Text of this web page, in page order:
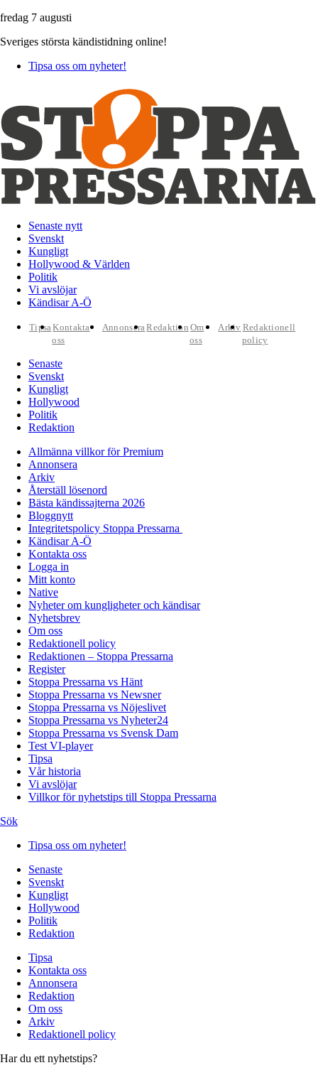
fredag 7 augusti
Sveriges största kändistidning online!
Tipsa oss om nyheter!
Senaste nytt
Svenskt
Kungligt
Hollywood & Världen
Politik
Vi avslöjar
Kändisar A-Ö
TipsaKontakta
oss
AnnonseraRedaktion Om
oss
Arkiv Redaktionell
policy
Senaste
Svenskt
Kungligt
Hollywood
Politik
Redaktion
Allmänna villkor för Premium
Annonsera
Arkiv
Återställ lösenord
Bästa kändissajterna 2026
Bloggnytt
Integritetspolicy Stoppa Pressarna
Kändisar A-Ö
Kontakta oss
Logga in
Mitt konto
Native
Nyheter om kungligheter och kändisar
Nyhetsbrev
Om oss
Redaktionell policy
Redaktionen – Stoppa Pressarna
Register
Stoppa Pressarna vs Hänt
Stoppa Pressarna vs Newsner
Stoppa Pressarna vs Nöjeslivet
Stoppa Pressarna vs Nyheter24
Stoppa Pressarna vs Svensk Dam
Test VI-player
Tipsa
Vår historia
Vi avslöjar
Villkor för nyhetstips till Stoppa Pressarna
Sök
Tipsa oss om nyheter!
Senaste
Svenskt
Kungligt
Hollywood
Politik
Redaktion
Tipsa
Kontakta oss
Annonsera
Redaktion
Om oss
Arkiv
Redaktionell policy
Har du ett nyhetstips?